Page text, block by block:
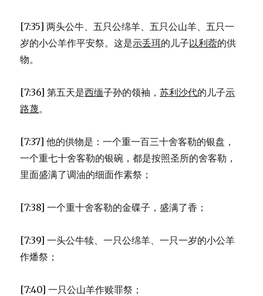
[7:35] 两头公牛、五只公绵羊、五只公山羊、五只一
岁的小公羊作平安祭。这是示丢珥的儿子以利蓿的供
物。
[7:36] 第五天是西缅子孙的领袖，苏利沙代的儿子示
路蔑。
[7:37] 他的供物是：一个重一百三十舍客勒的银盘，
一个重七十舍客勒的银碗，都是按照圣所的舍客勒，
里面盛满了调油的细面作素祭；
[7:38] 一个重十舍客勒的金碟子，盛满了香；
[7:39] 一头公牛犊、一只公绵羊、一只一岁的小公羊
作燔祭；
[7:40] 一只公山羊作赎罪祭；